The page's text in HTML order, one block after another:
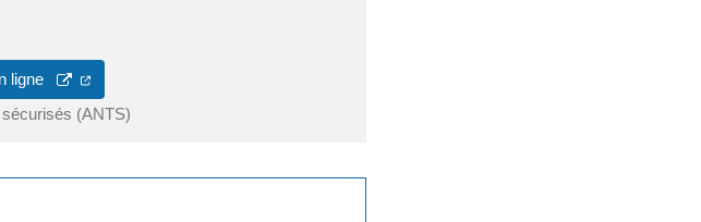
ligne
(ANTS)